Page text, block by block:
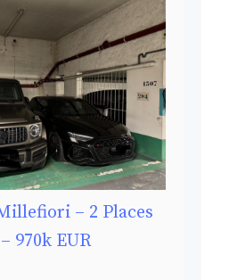
– 2 Places
970k EUR